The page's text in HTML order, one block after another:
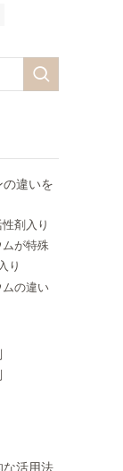
違いを
剤入り
ムが特殊
り
ムの違い
な活用法